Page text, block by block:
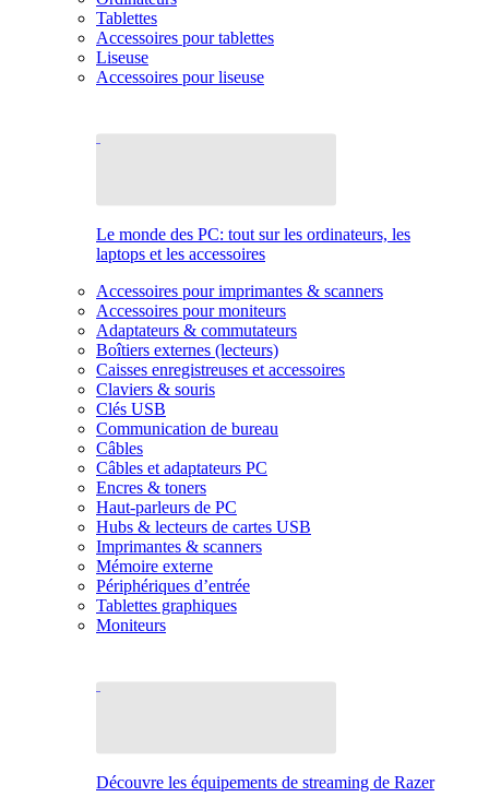
Tablettes
Accessoires pour tablettes
Liseuse
Accessoires pour liseuse
Le monde des PC: tout sur les ordinateurs, les
laptops et les accessoires
Accessoires pour imprimantes & scanners
Accessoires pour moniteurs
Adaptateurs & commutateurs
Boîtiers externes (lecteurs)
Caisses enregistreuses et accessoires
Claviers & souris
Clés USB
Communication de bureau
Câbles
Câbles et adaptateurs PC
Encres & toners
Haut-parleurs de PC
Hubs & lecteurs de cartes USB
Imprimantes & scanners
Mémoire externe
Périphériques d’entrée
Tablettes graphiques
Moniteurs
Découvre les équipements de streaming de Razer